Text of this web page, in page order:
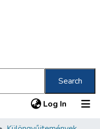
Search
Log In (current)